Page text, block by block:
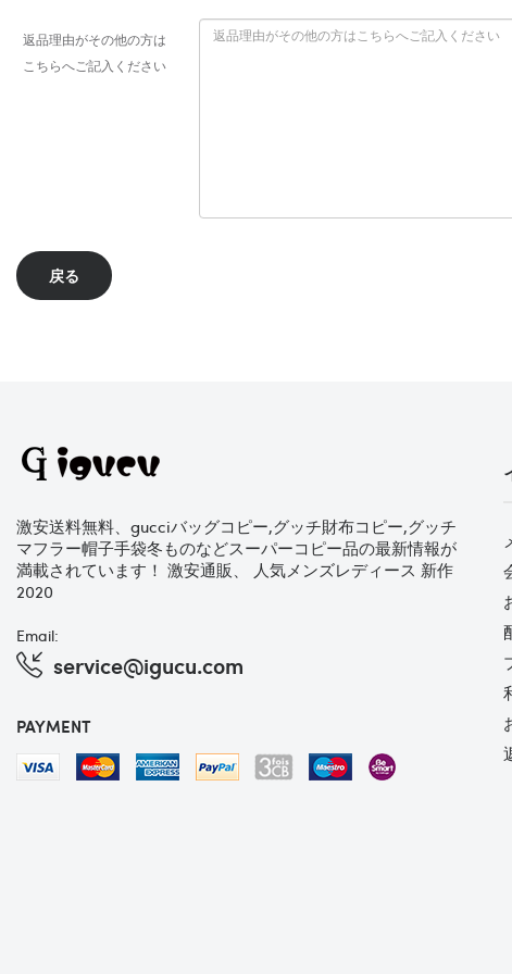
返品理由がその他の方は
こちらへご記入ください
戻る
激安送料無料、gucciバッグコピー,グッチ財布コピー,グッチ
マフラー帽子手袋冬ものなどスーパーコピー品の最新情報が
満載されています！ 激安通販、 人気メンズレディース 新作
2020
Email:
service@igucu.com
PAYMENT